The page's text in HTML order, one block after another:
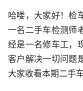
哈喽，大家好！检
一名二手车检测师
经是一名修车工，
客户解决一切问题
大家收看本期二手